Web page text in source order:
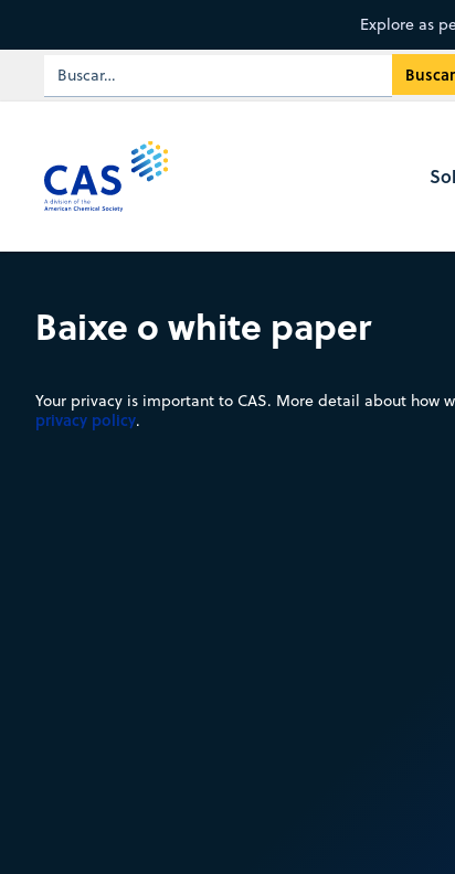
Explore as
Baixe o white paper
Your privacy is important to CAS. More detail about how
privacy policy.